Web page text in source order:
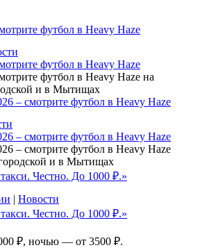
футбол в Heavy Haze
футбол в Heavy Haze на
и в Мытищах
– смотрите футбол в Heavy Haze
– смотрите футбол в Heavy Haze
и в Мытищах
| Новости
Честно. До 1000 ₽.»
₽, ночью — от 3500 ₽.